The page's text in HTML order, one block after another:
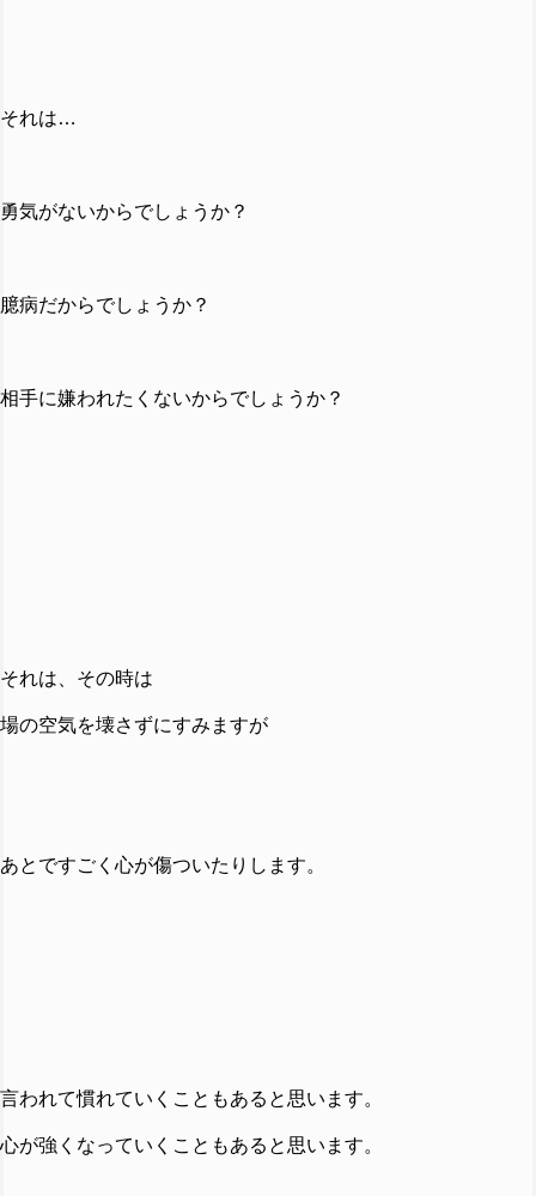
それは…
勇気がないからでしょうか？
臆病だからでしょうか？
相手に嫌われたくないからでしょうか？
それは、その時は
場の空気を壊さずにすみますが
あとですごく心が傷ついたりします。
言われて慣れていくこともあると思います。
心が強くなっていくこともあると思います。